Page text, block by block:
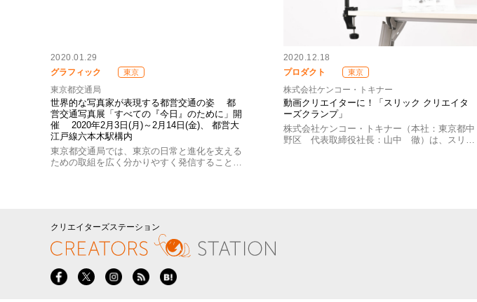
2020.01.29
グラフィック
東京
東京都交通局
世界的な写真家が表現する都営交通の姿 都
営交通写真展「すべての『今日』のために」開
催 2020年2月3日(月)～2月14日(金)、 都営大
江戸線六本木駅構内
東京都交通局では、東京の日常と進化を支える
ための取組を広く分かりやすく発信すること…
2020.12.18
プロダクト
東京
株式会社ケンコー・トキナー
動画クリエイターに！「スリック クリエイタ
ーズクランプ」
株式会社ケンコー・トキナー（本社：東京都中
野区 代表取締役社長：山中 徹）は、スリ…
クリエイターズステーション